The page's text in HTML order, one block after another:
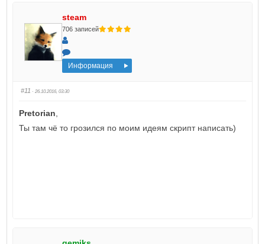
steam
706 записей
Информация
#11 · 26.10.2016, 03:30
Pretorian,
Ты там чё то грозился по моим идеям скрипт написать)